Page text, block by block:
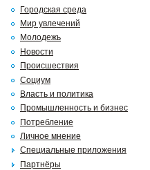
Городская среда
Мир увлечений
Молодежь
Новости
Происшествия
Социум
Власть и политика
Промышленность и бизнес
Потребление
Личное мнение
Специальные приложения
Партнёры